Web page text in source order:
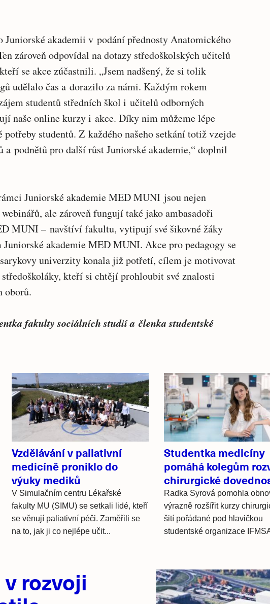
Juniorské akademii v podání přednosty Anatomického
zároveň odpovídal na dotazy středoškolských učitelů
se akce zúčastnili. „Jsem nadšený, že si tolik
udělalo čas a dorazilo za námi. Každým rokem
studentů středních škol i učitelů odborných
naše online kurzy i akce. Díky nim můžeme lépe
potřeby studentů. Z každého našeho setkání totiž vzejde
a podnětů pro další růst Juniorské akademie,“ doplnil
Juniorské akademie MED MUNI jsou nejen
ale zároveň fungují také jako ambasadoři
MUNI – navštíví fakultu, vytipují své šikovné žáky
akademie MED MUNI. Akce pro pedagogy se
univerzity konala již potřetí, cílem je motivovat
kteří si chtějí prohloubit své znalosti
oborů.
fakulty sociálních studií a členka studentské
Vzdělávání v paliativní
medicíně proniklo do
výuky mediků
V Simulačním centru Lékařské
fakulty MU (SIMU) se setkali lidé, kteří
se věnují paliativní péči. Zaměřili se
na to, jak ji co nejlépe učit...
Studentka medicíny
pomáhá kolegům
chirurgické
Radka Syrová pomohla
výrazně rozšířit kurzy
šití pořádané pod hlavičkou
studentské organizace
rozvoji